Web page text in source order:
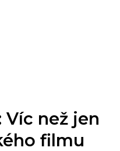
Víc než jen
filmu